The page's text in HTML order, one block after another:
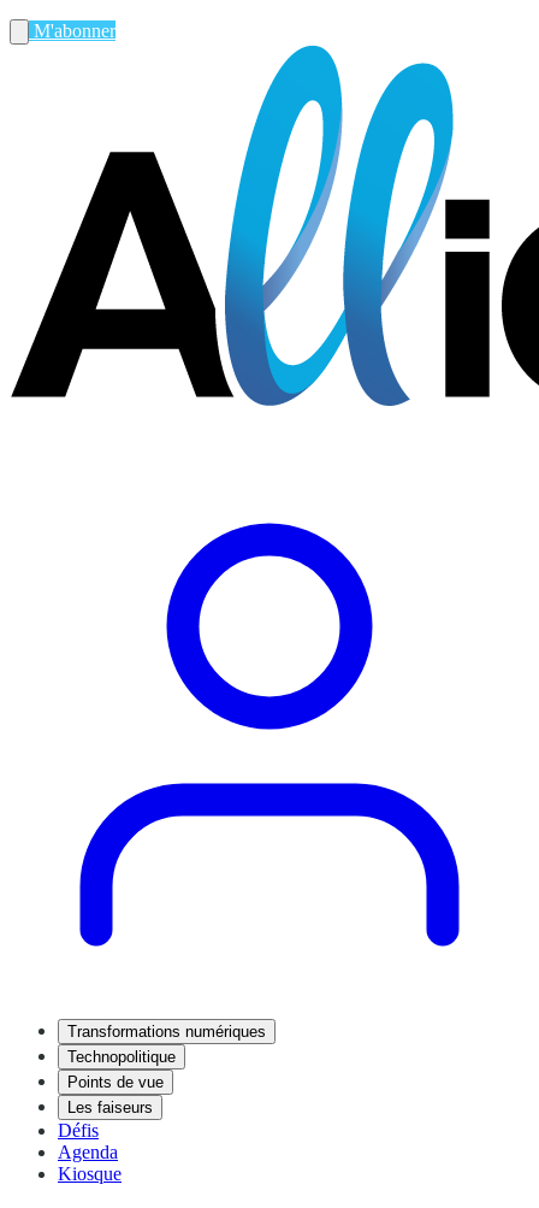
M'abonner
Transformations numériques
Technopolitique
Points de vue
Les faiseurs
Défis
Agenda
Kiosque